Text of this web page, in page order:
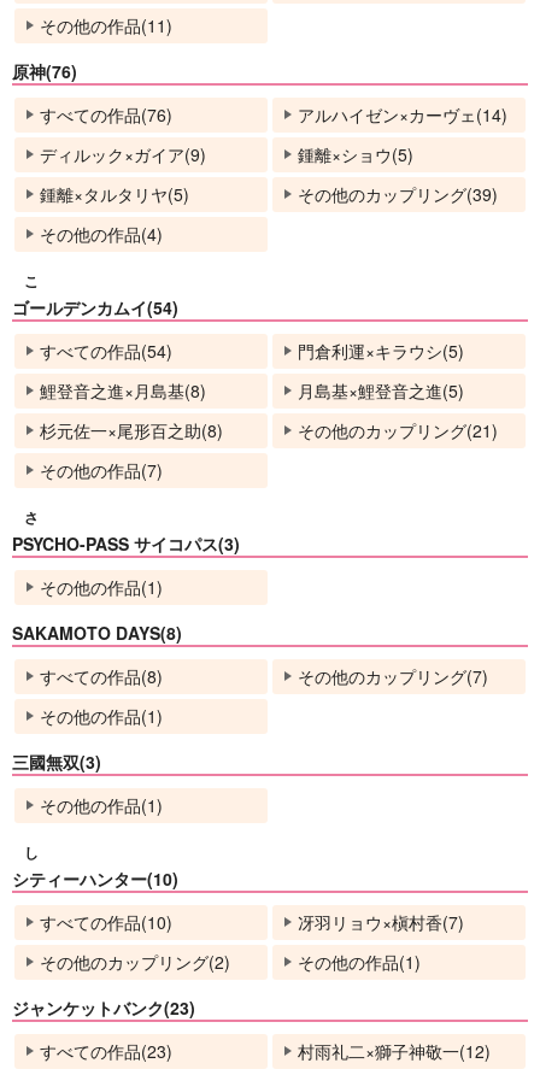
その他の作品(11)
原神(76)
すべての作品(76)
アルハイゼン×カーヴェ(14)
ディルック×ガイア(9)
鍾離×ショウ(5)
鍾離×タルタリヤ(5)
その他のカップリング(39)
その他の作品(4)
こ
ゴールデンカムイ(54)
すべての作品(54)
門倉利運×キラウシ(5)
鯉登音之進×月島基(8)
月島基×鯉登音之進(5)
杉元佐一×尾形百之助(8)
その他のカップリング(21)
その他の作品(7)
さ
PSYCHO-PASS サイコパス(3)
その他の作品(1)
SAKAMOTO DAYS(8)
すべての作品(8)
その他のカップリング(7)
その他の作品(1)
三國無双(3)
その他の作品(1)
し
シティーハンター(10)
すべての作品(10)
冴羽リョウ×槇村香(7)
その他のカップリング(2)
その他の作品(1)
ジャンケットバンク(23)
すべての作品(23)
村雨礼二×獅子神敬一(12)